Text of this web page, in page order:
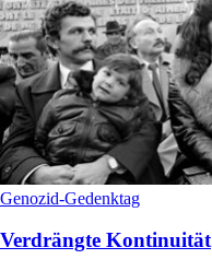
Genozid-Gedenktag
Verdrängte Kontinuität